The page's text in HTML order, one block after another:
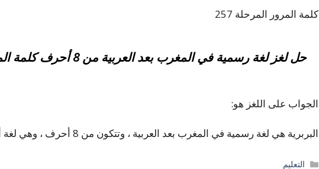
كلمة المرور المرحلة 257
حل لغز لغة رسمية في المغرب بعد العربية من 8 أحرف كلمة المرور
الجواب على اللغز هو:
البربرية هي لغة رسمية في المغرب بعد العربية ، وتتكون من 8 أحرف ، وهي لغة أمازيغية.
التصنيفات
التعليم